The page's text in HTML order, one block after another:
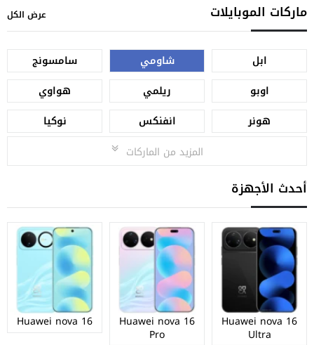
ماركات الموبايلات عرض الكل
ابل شاومي
سامسونج
اوبو
ريلمي
هواوي
هونر
انفنكس
نوكيا
المزيد من الماركات
أحدث الأجهزة
Huawei nova 16
Ultra
Huawei nova 16
Pro
Huawei nova 16